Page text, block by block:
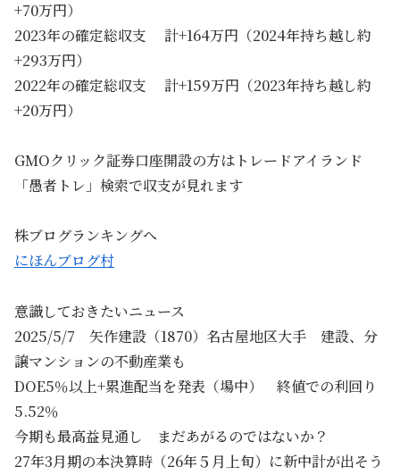
+70万円）
2023年の確定総収支 計+164万円（2024年持ち越し約
+293万円）
2022年の確定総収支 計+159万円（2023年持ち越し約
+20万円）
GMOクリック証券口座開設の方はトレードアイランド
「愚者トレ」検索で収支が見れます
株ブログランキングへ
にほんブログ村
意識しておきたいニュース
2025/5/7 矢作建設（1870）名古屋地区大手 建設、分
譲マンションの不動産業も
DOE5％以上+累進配当を発表（場中） 終値での利回り
5.52％
今期も最高益見通し まだあがるのではないか？
27年3月期の本決算時（26年５月上旬）に新中計が出そう